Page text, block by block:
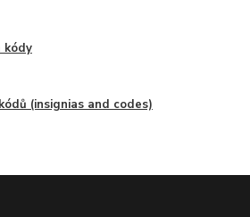
kódy
(insignias and codes)